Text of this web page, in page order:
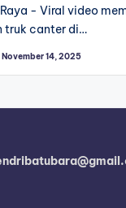
- Viral video
truk canter di…
November 14, 2025